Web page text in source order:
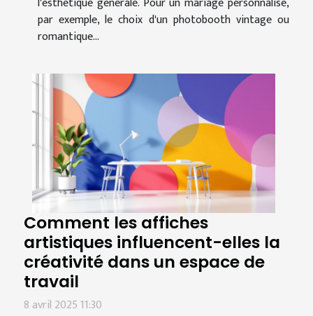
par exemple, le choix d'un photobooth vintage ou
romantique...
Comment les affiches
artistiques influencent-elles la
créativité dans un espace de
travail
8 avril 2025 11:30